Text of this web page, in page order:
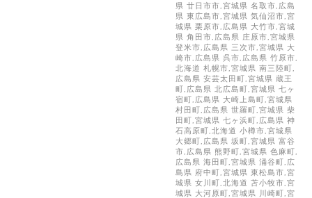
県 廿日市市,宮城県 名取市,広島
県 東広島市,宮城県 気仙沼市,宮
城県 栗原市,広島県 大竹市,宮城
県 角田市,広島県 庄原市,宮城県
登米市,広島県 三次市,宮城県 大
崎市,広島県 呉市,広島県 竹原市,
北海道 札幌市,宮城県 南三陸町,
広島県 安芸太田町,宮城県 蔵王
町,広島県 北広島町,宮城県 七ヶ
宿町,広島県 大崎上島町,宮城県
村田町,広島県 世羅町,宮城県 柴
田町,宮城県 七ヶ浜町,広島県 神
石高原町,北海道 小樽市,宮城県
大郷町,広島県 坂町,宮城県 富谷
市,広島県 熊野町,宮城県 色麻町,
広島県 海田町,宮城県 涌谷町,広
島県 府中町,宮城県 東松島市,宮
城県 女川町,北海道 苫小牧市,宮
城県 大河原町,宮城県 川崎町,宮